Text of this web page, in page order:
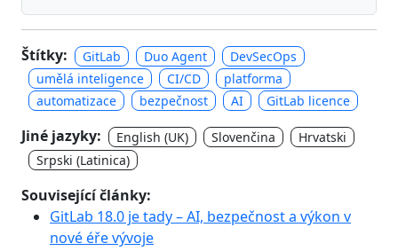
Štítky: GitLab Duo Agent
DevSecOps
umělá inteligence
CI/CD
platforma
automatizace
bezpečnost AI GitLab licence
Jiné jazyky: English (UK) Slovenčina
Hrvatski
Srpski (Latinica)
Související články:
GitLab 18.0 je tady – AI, bezpečnost a výkon v
nové éře vývoje